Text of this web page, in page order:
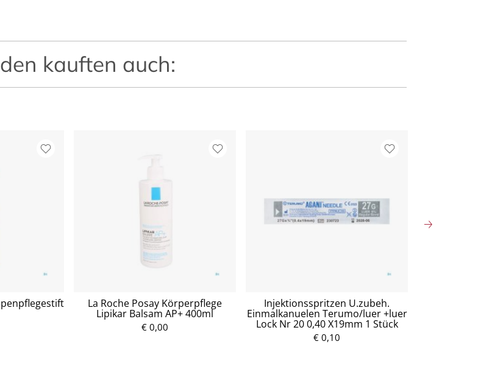
kauften auch:
La Roche Posay Körperpflege
Lipikar Balsam AP+ 400ml
€ 0,00
Injektionsspritzen U.zubeh.
Einmalkanuelen Terumo/luer +luer
Lock Nr 20 0,40 X19mm 1 Stück
€ 0,10
P
P